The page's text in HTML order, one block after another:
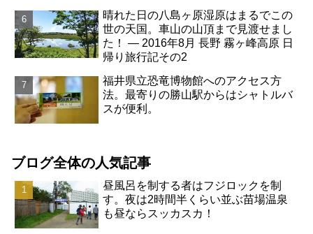
晴れた日の八島ヶ原湿原はまるでこの
世の天国。車山の山頂まで見渡せまし
た！ ― 2016年8月 長野 霧ヶ峰高原 日
帰り旅行記その2
福井県立恐竜博物館へのアクセス方
法。最寄りの勝山駅からはシャトルバ
スが便利。
ブログ全体の人気記事
昼風呂を制する者はフジロックを制
す。夜は2時間半くらい並ぶ苗場温泉
も昼ならスッカスカ！